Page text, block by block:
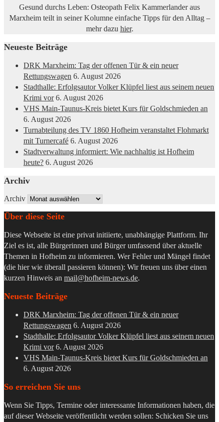
Gesund durchs Leben: Osteopath Felix Kammerlander aus
Marxheim teilt in seiner Kolumne einfache Tipps für den Alltag –
mehr dazu hier.
Neueste Beiträge
DRK Marxheim: Tag der offenen Tür & ein neuer
Rettungswagen 6. August 2026
Stadthalle: Erfolgsautor Volker Klüpfel liest aus seinem neuen
Krimi vor 6. August 2026
VHS Main-Taunus-Kreis bietet Kurs für Goldschmieden an
6. August 2026
Turnabteilung des TV 1860 Hofheim veranstaltet Flohmarkt
mit Turnercafé 6. August 2026
Stadtverwaltung informiert: Wie nachhaltig ist Hofheim
heute? 6. August 2026
Archiv
Archiv
Über diese Seite
Diese Webseite ist eine privat initiierte, unabhängige Plattform. Ihr
Ziel es ist, alle Bürgerinnen und Bürger umfassend über aktuelle
Themen in Hofheim zu informieren. Wer Fehler und Mängel findet
(die hier wie überall passieren können): Wir freuen uns über einen
kurzen Hinweis an mail@hofheim-news.de.
Neueste Beiträge
DRK Marxheim: Tag der offenen Tür & ein neuer
Rettungswagen 6. August 2026
Stadthalle: Erfolgsautor Volker Klüpfel liest aus seinem neuen
Krimi vor 6. August 2026
VHS Main-Taunus-Kreis bietet Kurs für Goldschmieden an
6. August 2026
So erreichen Sie uns
Wenn Sie Tipps, Termine oder interessante Informationen haben, die
auf dieser Webseite veröffentlicht werden sollen: Schicken Sie uns